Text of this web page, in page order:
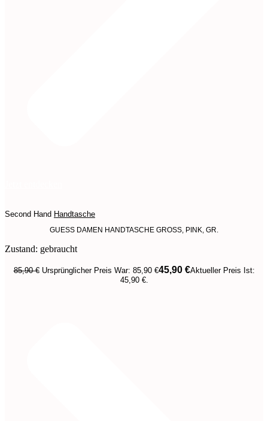
Second Hand Handtasche
GUESS DAMEN HANDTASCHE GROSS, PINK, GR.
Zustand: gebraucht
85,90€ Ursprünglicher Preis War: 85,90 €45,90 €Aktueller Preis Ist:
45,90 €.